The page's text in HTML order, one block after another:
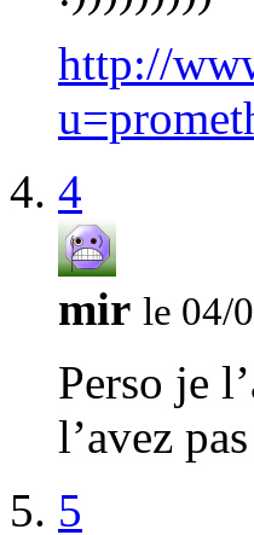
http://
4
mir le 04/
Perso je
l’avez
5